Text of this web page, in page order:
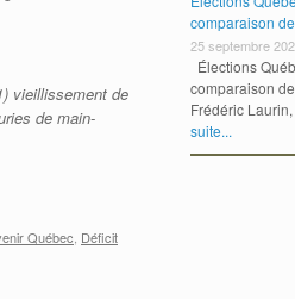
vieillissement de
de main-
Québec Déficit
comparaison
25 septembre
Élections
comparaison
Frédéric
suite...